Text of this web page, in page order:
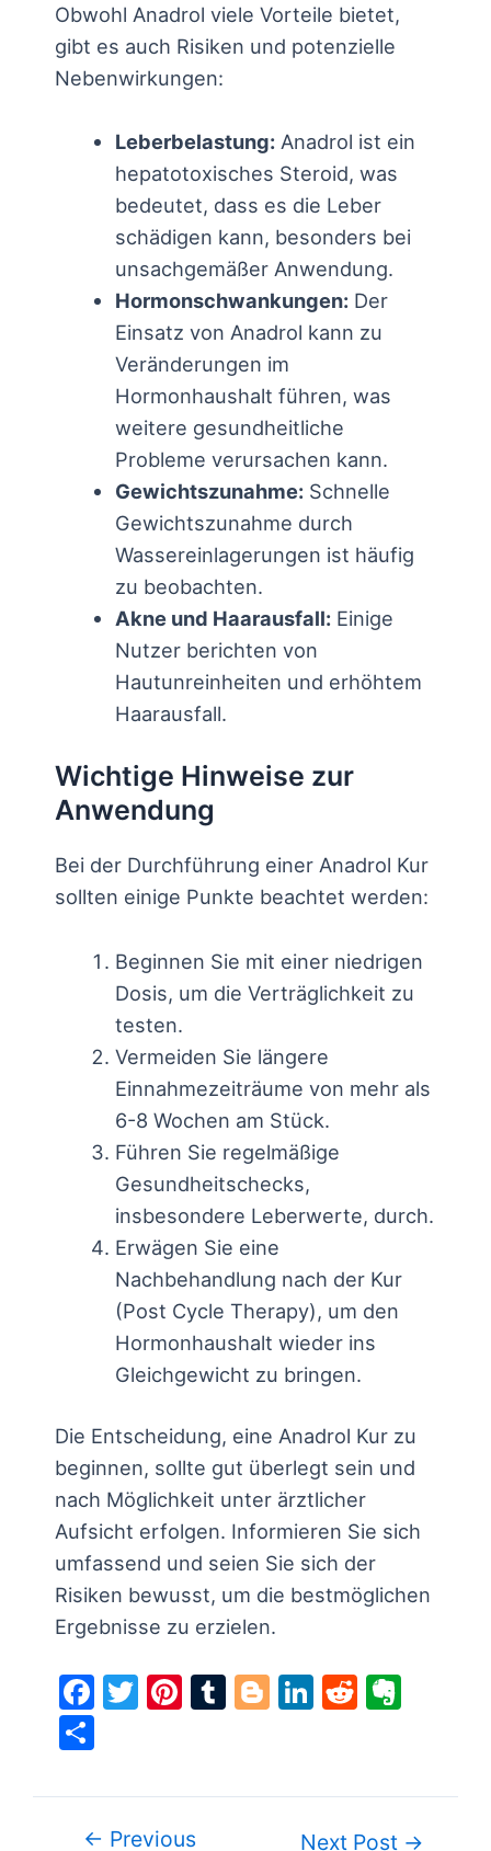
Obwohl Anadrol viele Vorteile bietet,
gibt es auch Risiken und potenzielle
Nebenwirkungen:
Leberbelastung:Anadrol ist ein
hepatotoxisches Steroid, was
bedeutet, dass es die Leber
schädigen kann, besonders bei
unsachgemäßer Anwendung.
Hormonschwankungen:Der
Einsatz von Anadrol kann zu
Veränderungen im
Hormonhaushalt führen, was
weitere gesundheitliche
Probleme verursachen kann.
Gewichtszunahme:Schnelle
Gewichtszunahme durch
Wassereinlagerungen ist häufig
zu beobachten.
Akne und Haarausfall:Einige
Nutzer berichten von
Hautunreinheiten und erhöhtem
Haarausfall.
Wichtige Hinweise zur
Anwendung
Bei der Durchführung einer Anadrol Kur
sollten einige Punkte beachtet werden:
Beginnen Sie mit einer niedrigen
Dosis, um die Verträglichkeit zu
testen.
Vermeiden Sie längere
Einnahmezeiträume von mehr als
6-8 Wochen am Stück.
Führen Sie regelmäßige
Gesundheitschecks,
insbesondere Leberwerte, durch.
Erwägen Sie eine
Nachbehandlung nach der Kur
(Post Cycle Therapy), um den
Hormonhaushalt wieder ins
Gleichgewicht zu bringen.
Die Entscheidung, eine Anadrol Kur zu
beginnen, sollte gut überlegt sein und
nach Möglichkeit unter ärztlicher
Aufsicht erfolgen. Informieren Sie sich
umfassend und seien Sie sich der
Risiken bewusst, um die bestmöglichen
Ergebnisse zu erzielen.
F
e
b
T
er
Pi
e
st
T
bl
Bl
g
er
Li
e
dI
R
di
t
n
ot
ar
e
← Previous Next Post →